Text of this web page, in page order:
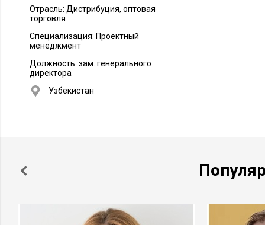
Отрасль: Дистрибуция, оптовая
торговля
Специализация: Проектный
менеджмент
Должность: зам. генерального
директора
Узбекистан